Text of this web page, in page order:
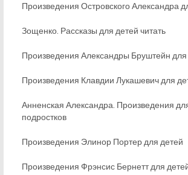
Произведения Островского Александра
Зощенко. Рассказы для детей читать
Произведения Александры Бруштейн для
Произведения Клавдии Лукашевич для
Анненская Александра. Произведения
подростков
Произведения Элинор Портер для детей
Произведения Фрэнсис Бернетт для